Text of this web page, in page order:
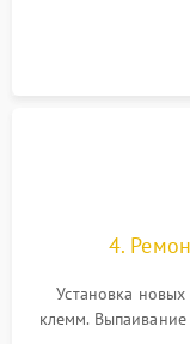
переключения и
4.
Установка
клемм.